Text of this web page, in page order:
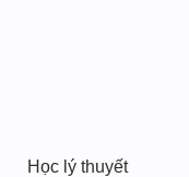
Học lý thuyết